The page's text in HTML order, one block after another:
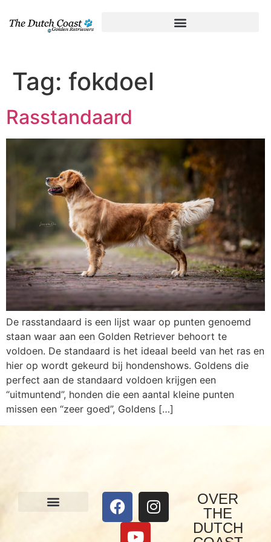
Tag: fokdoel
Rasstandaard
De rasstandaard is een lijst waar op punten genoemd
staan waar aan een Golden Retriever behoort te
voldoen. De standaard is het ideaal beeld van het ras en
hier op wordt gekeurd bij hondenshows. Goldens die
perfect aan de standaard voldoen krijgen een
“uitmuntend”, honden die een aantal kleine punten
missen een “zeer goed”, Goldens […]
OVER
THE
DUTCH